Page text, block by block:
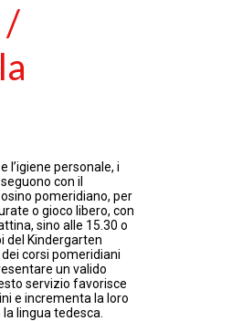
/
l’igiene personale, i
con il
pomeridiano, per
o gioco libero, con
sino alle 15.30 o
del Kindergarten
corsi pomeridiani
un valido
servizio favorisce
e incrementa la loro
lingua tedesca.